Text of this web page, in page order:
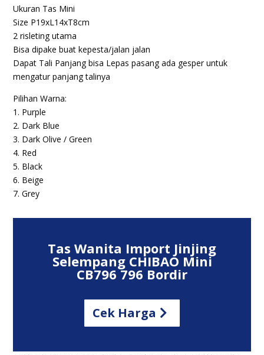
Ukuran Tas Mini
Size P19xL14xT8cm
2 risleting utama
Bisa dipake buat kepesta/jalan jalan
Dapat Tali Panjang bisa Lepas pasang ada gesper untuk
mengatur panjang talinya
Pilihan Warna:
1. Purple
2. Dark Blue
3. Dark Olive / Green
4. Red
5. Black
6. Beige
7. Grey
Tas Wanita Import Jinjing
Selempang CHIBAO Mini
CB796 796 Bordir
Cek Harga